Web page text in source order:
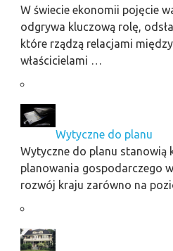
W świecie ekonomii pojęcie
odgrywa kluczową rolę,
które rządzą relacjami
właścicielami …
Wytyczne do planu
Wytyczne do planu stanowią
planowania gospodarczego
rozwój kraju zarówno na